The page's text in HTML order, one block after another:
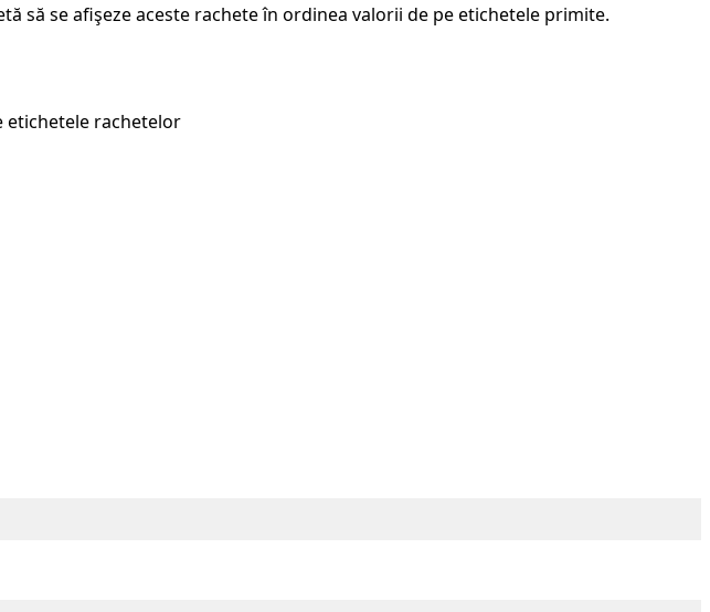
să se afişeze aceste rachete în ordinea valorii de pe etichetele primite.
etichetele rachetelor